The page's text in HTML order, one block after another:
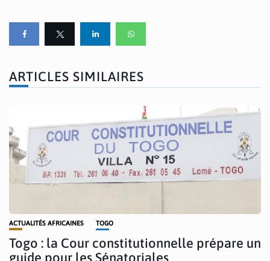
ARTICLES SIMILAIRES
ACTUALITÉS AFRICAINES TOGO
Togo : la Cour constitutionnelle prépare un
guide pour les Sénatoriales